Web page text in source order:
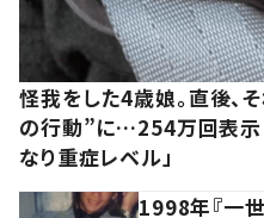
怪我をした4歳娘。直後、
の行動”に…254万回表示「
なり重症レベル」
1998年『一